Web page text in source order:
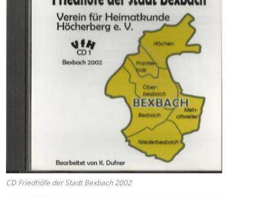
CD Friedhöfe der Stadt Bexbach 2002